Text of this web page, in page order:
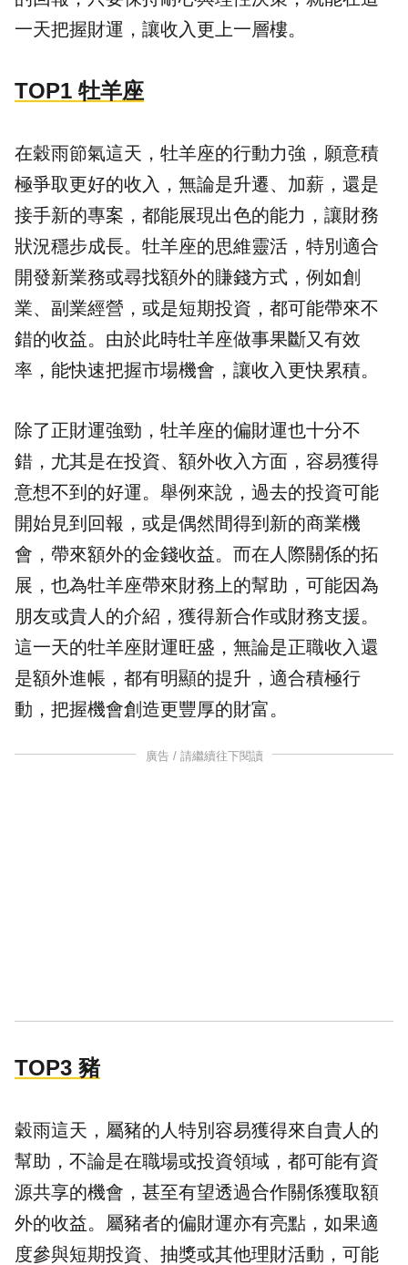
一天把握財運，讓收入更上一層樓。
TOP1 牡羊座
在穀雨節氣這天，牡羊座的行動力強，願意積
極爭取更好的收入，無論是升遷、加薪，還是
接手新的專案，都能展現出色的能力，讓財務
狀況穩步成長。牡羊座的思維靈活，特別適合
開發新業務或尋找額外的賺錢方式，例如創
業、副業經營，或是短期投資，都可能帶來不
錯的收益。由於此時牡羊座做事果斷又有效
率，能快速把握市場機會，讓收入更快累積。
除了正財運強勁，牡羊座的偏財運也十分不
錯，尤其是在投資、額外收入方面，容易獲得
意想不到的好運。舉例來說，過去的投資可能
開始見到回報，或是偶然間得到新的商業機
會，帶來額外的金錢收益。而在人際關係的拓
展，也為牡羊座帶來財務上的幫助，可能因為
朋友或貴人的介紹，獲得新合作或財務支援。
這一天的牡羊座財運旺盛，無論是正職收入還
是額外進帳，都有明顯的提升，適合積極行
動，把握機會創造更豐厚的財富。
廣告 / 請繼續往下閱讀
TOP3 豬
穀雨這天，屬豬的人特別容易獲得來自貴人的
幫助，不論是在職場或投資領域，都可能有資
源共享的機會，甚至有望透過合作關係獲取額
外的收益。屬豬者的偏財運亦有亮點，如果適
度參與短期投資、抽獎或其他理財活動，可能